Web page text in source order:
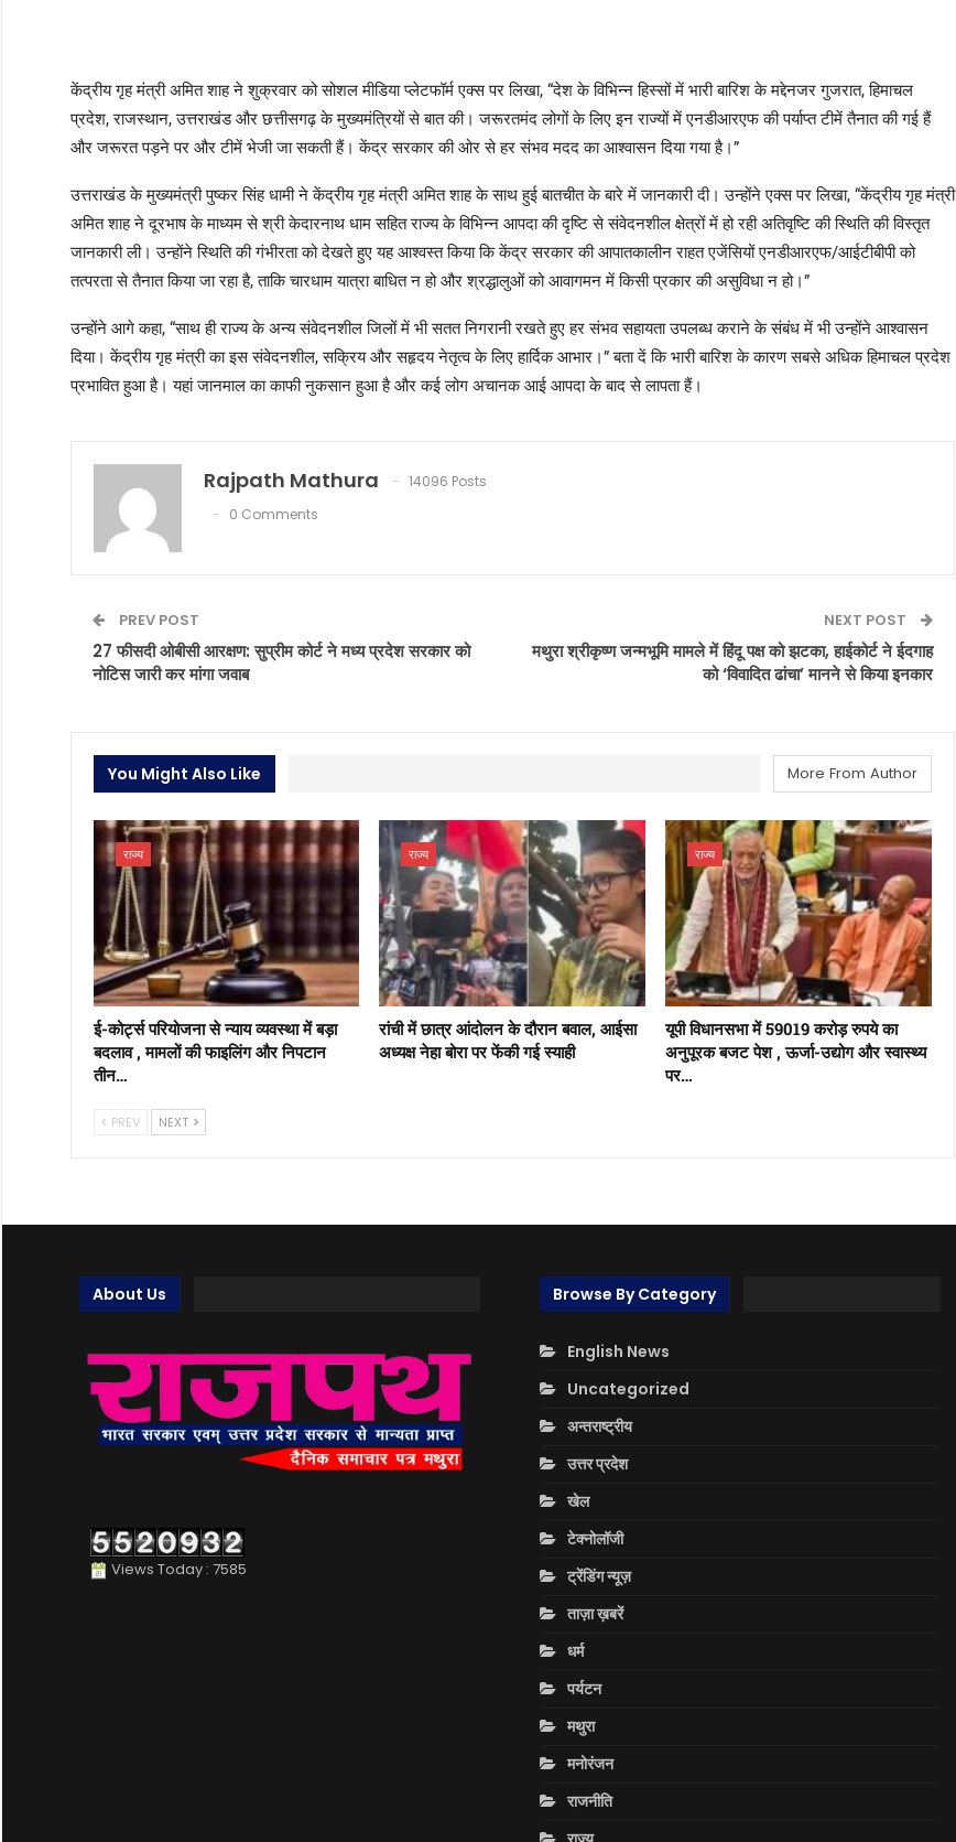
केंद्रीय गृह मंत्री अमित शाह ने शुक्रवार को सोशल मीडिया प्लेटफॉर्म एक्स पर लिखा, “देश के विभिन्न हिस्सों में भारी बारिश के मद्देनजर गुजरात, हिमाचल
प्रदेश, राजस्थान, उत्तराखंड और छत्तीसगढ़ के मुख्यमंत्रियों से बात की। जरूरतमंद लोगों के लिए इन राज्यों में एनडीआरएफ की पर्याप्त टीमें तैनात की गई हैं
और जरूरत पड़ने पर और टीमें भेजी जा सकती हैं। केंद्र सरकार की ओर से हर संभव मदद का आश्वासन दिया गया है।”
उत्तराखंड के मुख्यमंत्री पुष्कर सिंह धामी ने केंद्रीय गृह मंत्री अमित शाह के साथ हुई बातचीत के बारे में जानकारी दी। उन्होंने एक्स पर लिखा, “केंद्रीय गृह मंत्री
अमित शाह ने दूरभाष के माध्यम से श्री केदारनाथ धाम सहित राज्य के विभिन्न आपदा की दृष्टि से संवेदनशील क्षेत्रों में हो रही अतिवृष्टि की स्थिति की विस्तृत
जानकारी ली। उन्होंने स्थिति की गंभीरता को देखते हुए यह आश्वस्त किया कि केंद्र सरकार की आपातकालीन राहत एजेंसियों एनडीआरएफ/आईटीबीपी को
तत्परता से तैनात किया जा रहा है, ताकि चारधाम यात्रा बाधित न हो और श्रद्धालुओं को आवागमन में किसी प्रकार की असुविधा न हो।”
उन्होंने आगे कहा, “साथ ही राज्य के अन्य संवेदनशील जिलों में भी सतत निगरानी रखते हुए हर संभव सहायता उपलब्ध कराने के संबंध में भी उन्होंने आश्वासन
दिया। केंद्रीय गृह मंत्री का इस संवेदनशील, सक्रिय और सहृदय नेतृत्व के लिए हार्दिक आभार।” बता दें कि भारी बारिश के कारण सबसे अधिक हिमाचल प्रदेश
प्रभावित हुआ है। यहां जानमाल का काफी नुकसान हुआ है और कई लोग अचानक आई आपदा के बाद से लापता हैं।
Rajpath Mathura
14096 Posts
0 Comments
PREV POST
27 फीसदी ओबीसी आरक्षण: सुप्रीम कोर्ट ने मध्य प्रदेश सरकार को
नोटिस जारी कर मांगा जवाब
NEXT POST
मथुरा श्रीकृष्ण जन्मभूमि मामले में हिंदू पक्ष को झटका, हाईकोर्ट ने ईदगाह
को ‘विवादित ढांचा’ मानने से किया इनकार
You Might Also Like More From Author
राज्य
ई-कोर्ट्स परियोजना से न्याय व्यवस्था में बड़ा
बदलाव , मामलों की फाइलिंग और निपटान
तीन…
राज्य
रांची में छात्र आंदोलन के दौरान बवाल, आईसा
अध्यक्ष नेहा बोरा पर फेंकी गई स्याही
राज्य
यूपी विधानसभा में 59019 करोड़ रुपये का
अनुपूरक बजट पेश , ऊर्जा-उद्योग और स्वास्थ्य
पर…
PREV NEXT
About Us
Views Today : 7585
Browse By Category
English News
Uncategorized
अन्तराष्ट्रीय
उत्तर प्रदेश
खेल
टेक्नोलॉजी
ट्रेंडिंग न्यूज़
ताज़ा ख़बरें
धर्म
पर्यटन
मथुरा
मनोरंजन
राजनीति